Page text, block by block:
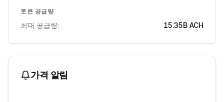
토큰 공급량
최대 공급량: 15.35B ACH
가격 알림